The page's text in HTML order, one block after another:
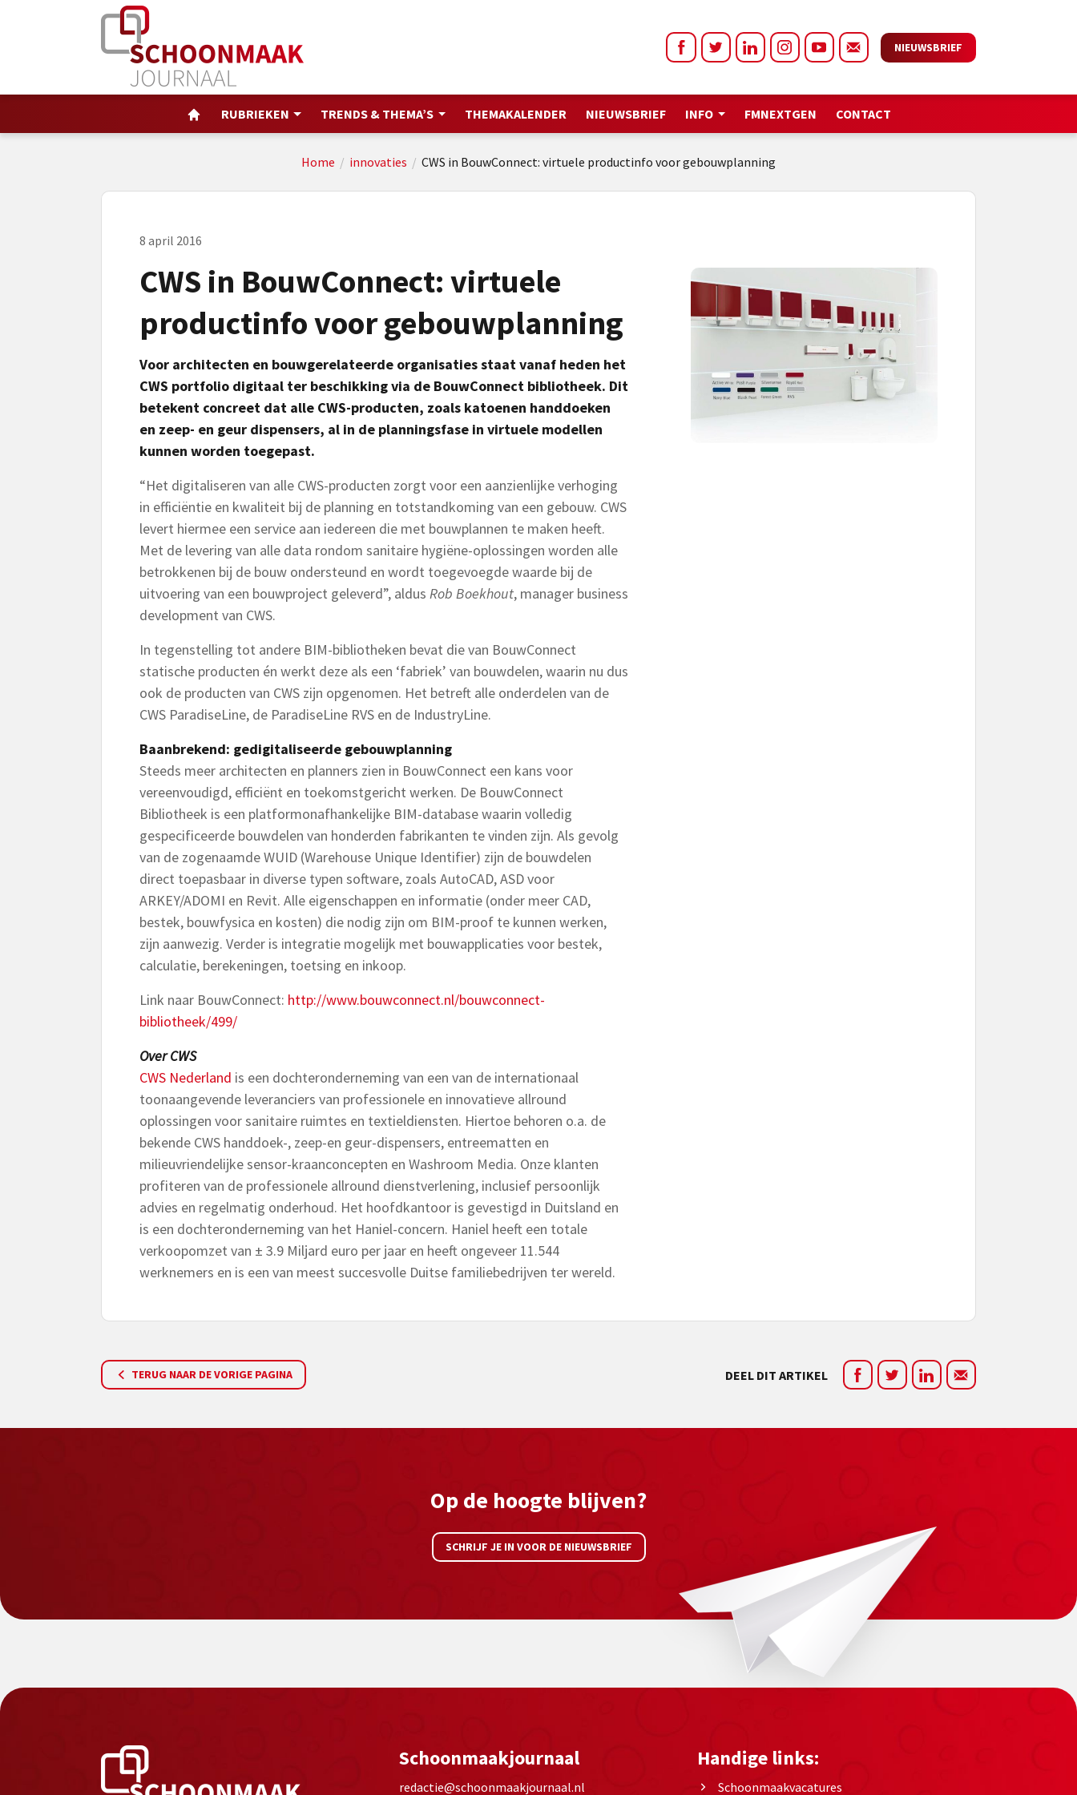
NIEUWSBRIEF
RUBRIEKEN TRENDS & THEMA’S THEMAKALENDER NIEUWSBRIEF INFO FMNEXTGEN CONTACT
Home / innovaties / CWS in BouwConnect: virtuele productinfo voor gebouwplanning
8 april 2016
CWS in BouwConnect: virtuele
productinfo voor gebouwplanning
Voor architecten en bouwgerelateerde organisaties staat vanaf heden het
CWS portfolio digitaal ter beschikking via de BouwConnect bibliotheek. Dit
betekent concreet dat alle CWS-producten, zoals katoenen handdoeken
en zeep- en geur dispensers, al in de planningsfase in virtuele modellen
kunnen worden toegepast.
“Het digitaliseren van alle CWS-producten zorgt voor een aanzienlijke verhoging
in efficiëntie en kwaliteit bij de planning en totstandkoming van een gebouw. CWS
levert hiermee een service aan iedereen die met bouwplannen te maken heeft.
Met de levering van alle data rondom sanitaire hygiëne-oplossingen worden alle
betrokkenen bij de bouw ondersteund en wordt toegevoegde waarde bij de
uitvoering van een bouwproject geleverd”, aldus Rob Boekhout, manager business
development van CWS.
In tegenstelling tot andere BIM-bibliotheken bevat die van BouwConnect
statische producten én werkt deze als een ‘fabriek’ van bouwdelen, waarin nu dus
ook de producten van CWS zijn opgenomen. Het betreft alle onderdelen van de
CWS ParadiseLine, de ParadiseLine RVS en de IndustryLine.
Baanbrekend: gedigitaliseerde gebouwplanning
Steeds meer architecten en planners zien in BouwConnect een kans voor
vereenvoudigd, efficiënt en toekomstgericht werken. De BouwConnect
Bibliotheek is een platformonafhankelijke BIM-database waarin volledig
gespecificeerde bouwdelen van honderden fabrikanten te vinden zijn. Als gevolg
van de zogenaamde WUID (Warehouse Unique Identifier) zijn de bouwdelen
direct toepasbaar in diverse typen software, zoals AutoCAD, ASD voor
ARKEY/ADOMI en Revit. Alle eigenschappen en informatie (onder meer CAD,
bestek, bouwfysica en kosten) die nodig zijn om BIM-proof te kunnen werken,
zijn aanwezig. Verder is integratie mogelijk met bouwapplicaties voor bestek,
calculatie, berekeningen, toetsing en inkoop.
Link naar BouwConnect: http://www.bouwconnect.nl/bouwconnect-
bibliotheek/499/
Over CWS
CWS Nederland is een dochteronderneming van een van de internationaal
toonaangevende leveranciers van professionele en innovatieve allround
oplossingen voor sanitaire ruimtes en textieldiensten. Hiertoe behoren o.a. de
bekende CWS handdoek-, zeep-en geur-dispensers, entreematten en
milieuvriendelijke sensor-kraanconcepten en Washroom Media. Onze klanten
profiteren van de professionele allround dienstverlening, inclusief persoonlijk
advies en regelmatig onderhoud. Het hoofdkantoor is gevestigd in Duitsland en
is een dochteronderneming van het Haniel-concern. Haniel heeft een totale
verkoopomzet van ± 3.9 Miljard euro per jaar en heeft ongeveer 11.544
werknemers en is een van meest succesvolle Duitse familiebedrijven ter wereld.
TERUG NAAR DE VORIGE PAGINA DEEL DIT ARTIKEL
Op de hoogte blijven?
SCHRIJF JE IN VOOR DE NIEUWSBRIEF
Schoonmaakjournaal
redactie@schoonmaakjournaal.nl
Handige links:
Schoonmaakvacatures